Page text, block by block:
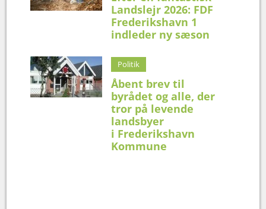
Landslejr 2026: FDF
Frederikshavn 1
indleder ny sæson
Politik
Åbent brev til
byrådet og alle, der
tror på levende
landsbyer
i Frederikshavn
Kommune